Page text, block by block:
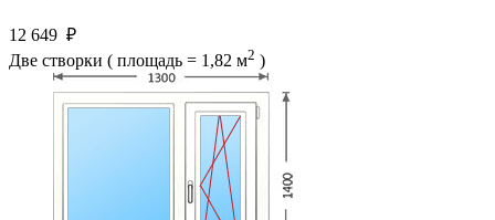
12 649 ₽
Две створки ( площадь = 1,82 м2 )